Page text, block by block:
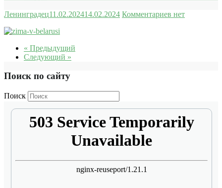
Ленинградец11.02.202414.02.2024 Комментариев нет
« Предыдущий
Следующий »
Поиск по сайту
Поиск